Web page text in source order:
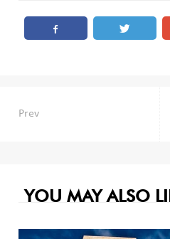
Navegación
Prev
YOU MAY ALSO